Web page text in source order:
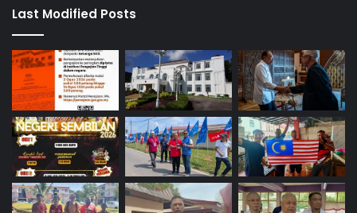
Last Modified Posts